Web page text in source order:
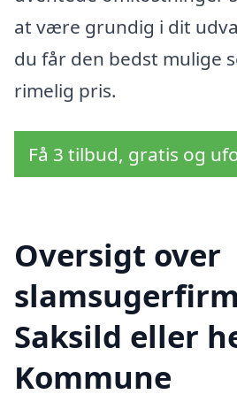
at være grundig i dit
du får den bedst mulige
rimelig pris.
Få 3 tilbud, gratis og
Oversigt over
Saksild eller
Kommune